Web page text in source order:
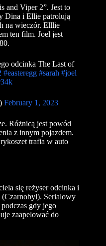
and Viper 2”. Jest to
Dina i Ellie patrolują
na wieczór. Elllie
ten film. Joel jest
odcinka The Last of
#easteregg #sarah #joel
February 1, 2023
Różnicą jest powód
z innym pojazdem.
trafia w auto
się reżyser odcinka i
(Czarnobyl). Serialowy
gdy jego
zaapelować do